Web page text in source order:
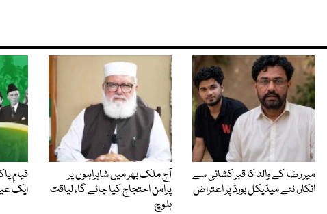
میر رضا کے والد کا قبر کشائی سے
انکار، نئے میڈیکل بورڈ پر اعتراض
آج ملک بھر میں شاہراہوں پر
پرامن احتجاج کیا جائے گا، لیاقت
بلوچ
قیامِ
ایک